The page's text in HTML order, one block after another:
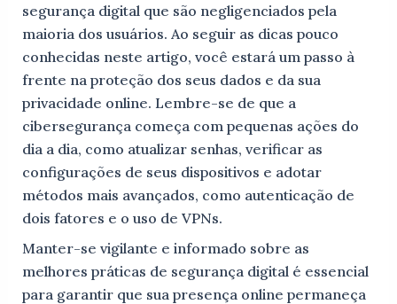
segurança digital que são negligenciados pela
maioria dos usuários. Ao seguir as dicas pouco
conhecidas neste artigo, você estará um passo à
frente na proteção dos seus dados e da sua
privacidade online. Lembre-se de que a
cibersegurança começa com pequenas ações do
dia a dia, como atualizar senhas, verificar as
configurações de seus dispositivos e adotar
métodos mais avançados, como autenticação de
dois fatores e o uso de VPNs.
Manter-se vigilante e informado sobre as
melhores práticas de segurança digital é essencial
para garantir que sua presença online permaneça